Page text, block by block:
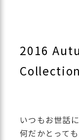
2016
Collection
いつもお世話
何だかとって